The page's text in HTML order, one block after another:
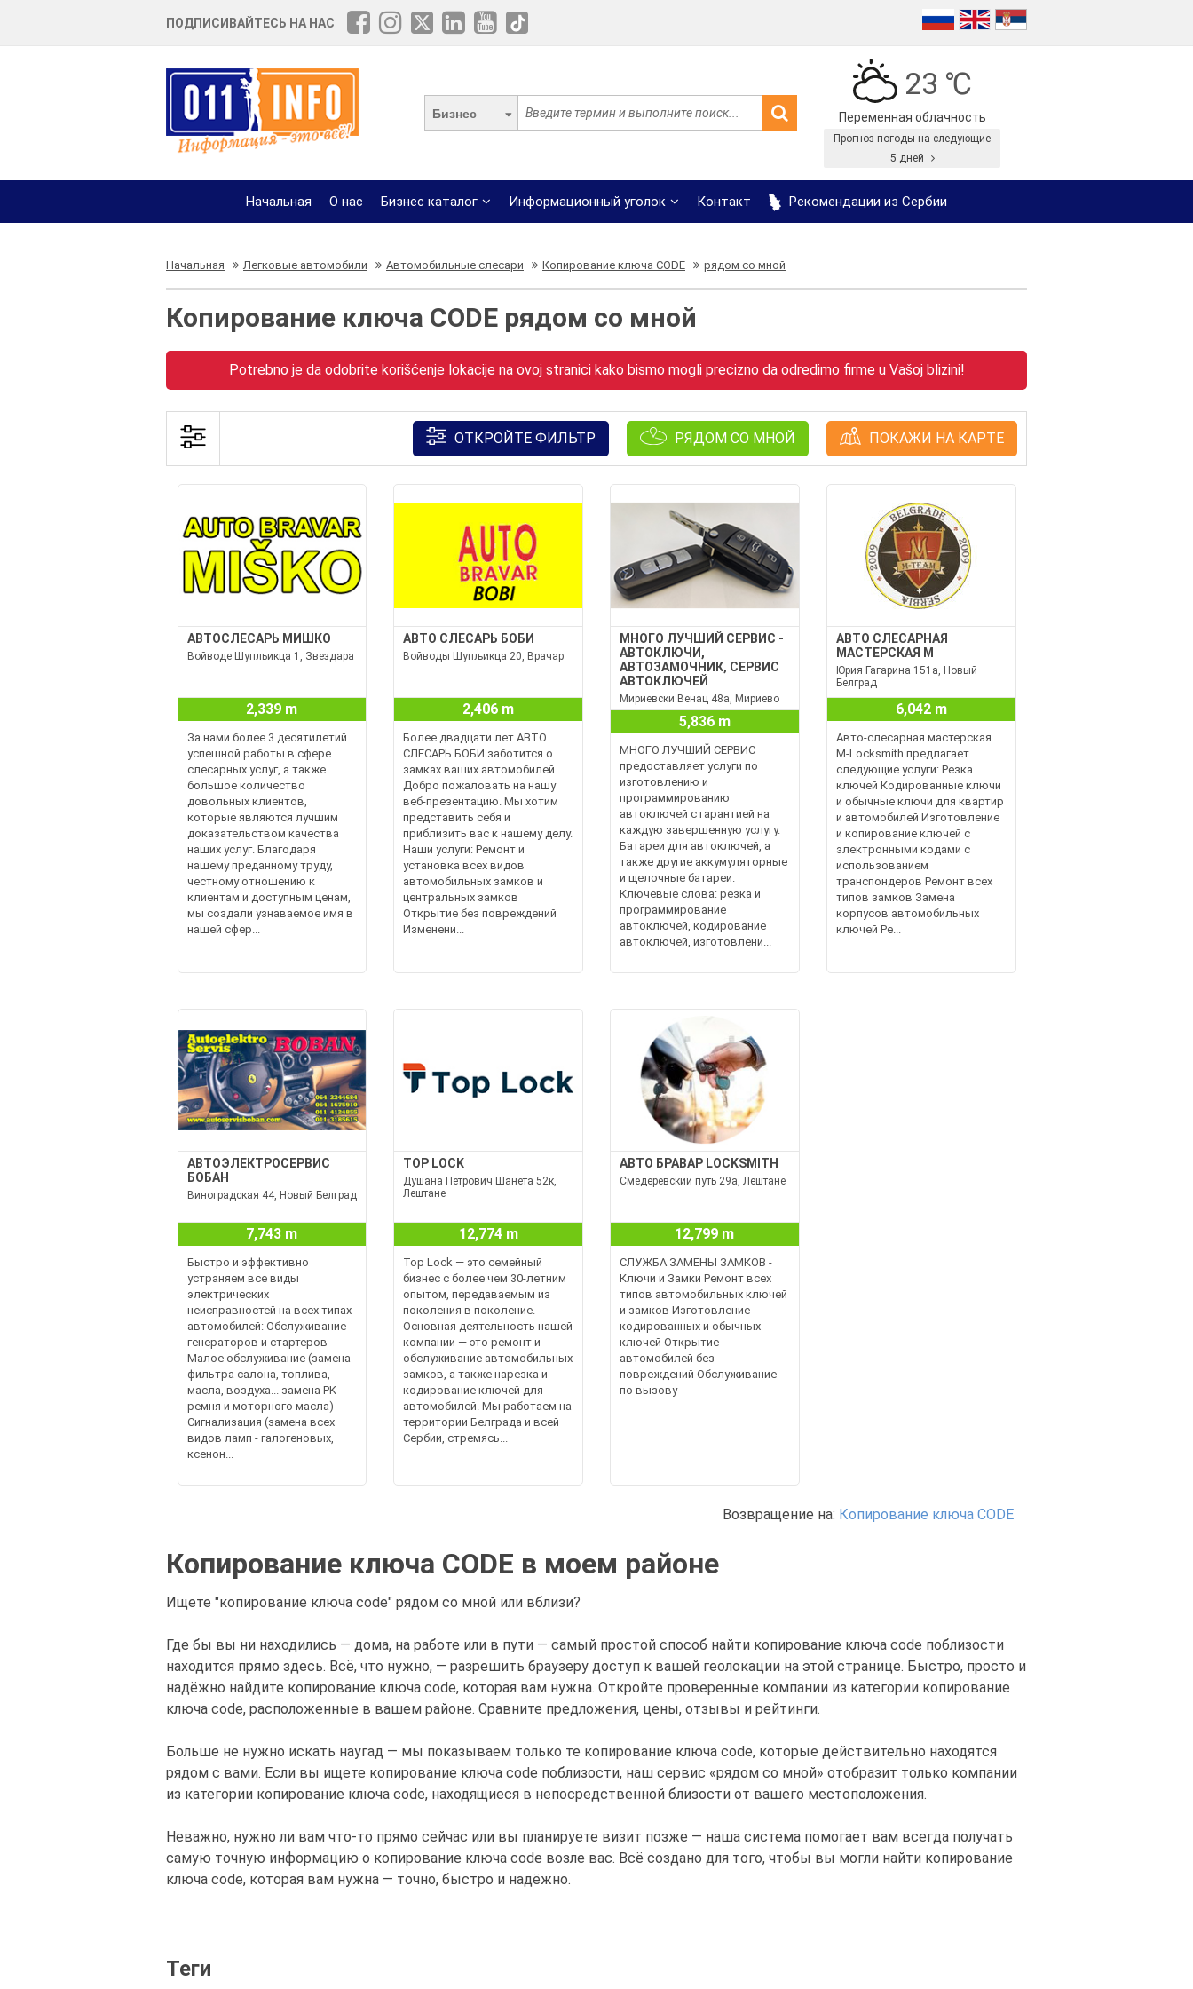
ПОДПИСИВАЙТЕСЬ НА НАС
Бизнес
23 ℃
Переменная облачность
Прогноз погоды на следующие
5 дней
Начальная О нас Бизнес каталог Информационный уголок Контакт Рекомендации из Сербии
Начальная Легковые автомобили Автомобильные слесари Копирование ключа CODE рядом со мной
Копирование ключа CODE рядом со мной
Potrebno je da odobrite korišćenje lokacije na ovoj stranici kako bismo mogli precizno da odredimo firme u Vašoj blizini!
ОТКРОЙТЕ ФИЛЬТР РЯДОМ СО МНОЙ ПОКАЖИ НА КАРТЕ
АВТОСЛЕСАРЬ МИШКО
Войводе Шупльикца 1, Звездара
2,339 m
За нами более 3 десятилетий
успешной работы в сфере
слесарных услуг, а также
большое количество
довольных клиентов,
которые являются лучшим
доказательством качества
наших услуг. Благодаря
нашему преданному труду,
честному отношению к
клиентам и доступным ценам,
мы создали узнаваемое имя в
нашей сфер...
АВТО СЛЕСАРЬ БОБИ
Войводы Шупљикца 20, Врачар
2,406 m
Более двадцати лет АВТО
СЛЕСАРЬ БОБИ заботится о
замках ваших автомобилей.
Добро пожаловать на нашу
веб-презентацию. Мы хотим
представить себя и
приблизить вас к нашему делу.
Наши услуги: Ремонт и
установка всех видов
автомобильных замков и
центральных замков
Открытие без повреждений
Изменени...
МНОГО ЛУЧШИЙ СЕРВИС -
АВТОКЛЮЧИ,
АВТОЗАМОЧНИК, СЕРВИС
АВТОКЛЮЧЕЙ
Мириевски Венац 48а, Мириево
5,836 m
МНОГО ЛУЧШИЙ СЕРВИС
предоставляет услуги по
изготовлению и
программированию
автоключей с гарантией на
каждую завершенную услугу.
Батареи для автоключей, а
также другие аккумуляторные
и щелочные батареи.
Ключевые слова: резка и
программирование
автоключей, кодирование
автоключей, изготовлени...
АВТО СЛЕСАРНАЯ
МАСТЕРСКАЯ M
Юрия Гагарина 151а, Новый
Белград
6,042 m
Авто-слесарная мастерская
M-Locksmith предлагает
следующие услуги: Резка
ключей Кодированные ключи
и обычные ключи для квартир
и автомобилей Изготовление
и копирование ключей с
электронными кодами с
использованием
транспондеров Ремонт всех
типов замков Замена
корпусов автомобильных
ключей Ре...
АВТОЭЛЕКТРОСЕРВИС
БОБАН
Виноградская 44, Новый Белград
7,743 m
Быстро и эффективно
устраняем все виды
электрических
неисправностей на всех типах
автомобилей: Обслуживание
генераторов и стартеров
Малое обслуживание (замена
фильтра салона, топлива,
масла, воздуха... замена PK
ремня и моторного масла)
Сигнализация (замена всех
видов ламп - галогеновых,
ксенон...
TOP LOCK
Душана Петрович Шанета 52к,
Лештане
12,774 m
Top Lock — это семейный
бизнес с более чем 30-летним
опытом, передаваемым из
поколения в поколение.
Основная деятельность нашей
компании — это ремонт и
обслуживание автомобильных
замков, а также нарезка и
кодирование ключей для
автомобилей. Мы работаем на
территории Белграда и всей
Сербии, стремясь...
АВТО БРАВАР LOCKSMITH
Смедеревский путь 29а, Лештане
12,799 m
СЛУЖБА ЗАМЕНЫ ЗАМКОВ -
Ключи и Замки Ремонт всех
типов автомобильных ключей
и замков Изготовление
кодированных и обычных
ключей Открытие
автомобилей без
повреждений Обслуживание
по вызову
Возвращение на: Копирование ключа CODE
Копирование ключа CODE в моем районе
Ищете "копирование ключа code" рядом со мной или вблизи?
Где бы вы ни находились — дома, на работе или в пути — самый простой способ найти копирование ключа code поблизости
находится прямо здесь. Всё, что нужно, — разрешить браузеру доступ к вашей геолокации на этой странице. Быстро, просто и
надёжно найдите копирование ключа code, которая вам нужна. Откройте проверенные компании из категории копирование
ключа code, расположенные в вашем районе. Сравните предложения, цены, отзывы и рейтинги.
Больше не нужно искать наугад — мы показываем только те копирование ключа code, которые действительно находятся
рядом с вами. Если вы ищете копирование ключа code поблизости, наш сервис «рядом со мной» отобразит только компании
из категории копирование ключа code, находящиеся в непосредственной близости от вашего местоположения.
Неважно, нужно ли вам что-то прямо сейчас или вы планируете визит позже — наша система помогает вам всегда получать
самую точную информацию о копирование ключа code возле вас. Всё создано для того, чтобы вы могли найти копирование
ключа code, которая вам нужна — точно, быстро и надёжно.
Теги